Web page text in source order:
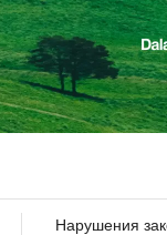
Нарушения